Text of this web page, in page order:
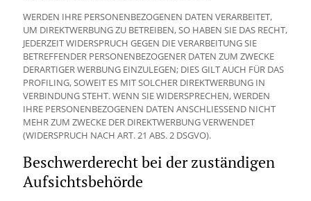
WERDEN IHRE PERSONENBEZOGENEN DATEN VERARBEITET,
UM DIREKTWERBUNG ZU BETREIBEN, SO HABEN SIE DAS RECHT,
JEDERZEIT WIDERSPRUCH GEGEN DIE VERARBEITUNG SIE
BETREFFENDER PERSONENBEZOGENER DATEN ZUM ZWECKE
DERARTIGER WERBUNG EINZULEGEN; DIES GILT AUCH FÜR DAS
PROFILING, SOWEIT ES MIT SOLCHER DIREKTWERBUNG IN
VERBINDUNG STEHT. WENN SIE WIDERSPRECHEN, WERDEN
IHRE PERSONENBEZOGENEN DATEN ANSCHLIESSEND NICHT
MEHR ZUM ZWECKE DER DIREKTWERBUNG VERWENDET
(WIDERSPRUCH NACH ART. 21 ABS. 2 DSGVO).
Beschwerde­recht bei der zuständigen
Aufsichts­behörde